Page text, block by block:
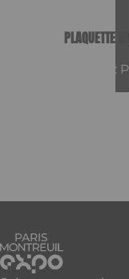
PLAQUETTE
Format :